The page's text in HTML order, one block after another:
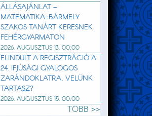
ÁLLÁSAJÁNLAT –
MATEMATIKA-BÁRMELY
SZAKOS TANÁRT KERESNEK
FEHÉRGYARMATON
2026. AUGUSZTUS 13. 00:00
ELINDULT A REGISZTRÁCIÓ A
24. IFJÚSÁGI GYALOGOS
ZARÁNDOKLATRA. VELÜNK
TARTASZ?
2026. AUGUSZTUS 15. 00:00
TÖBB >>